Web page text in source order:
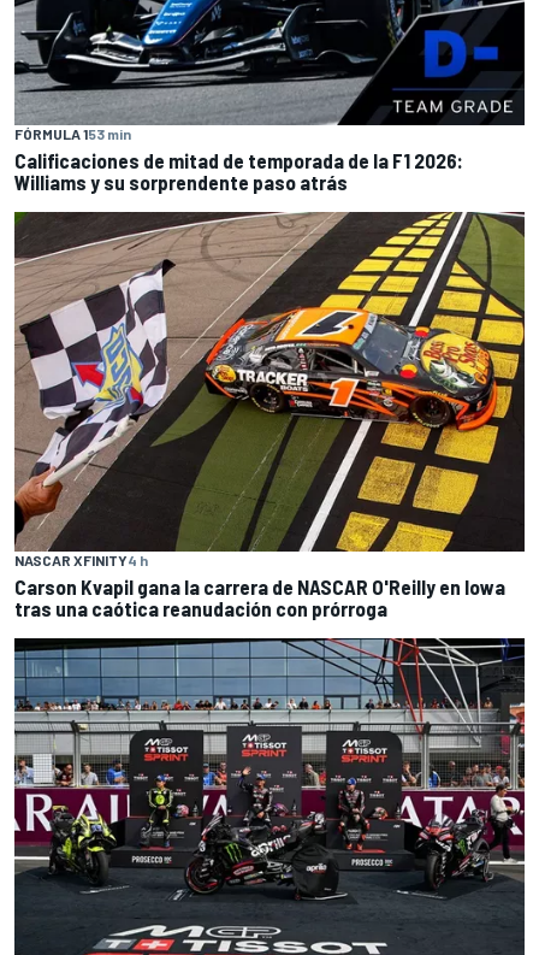
FÓRMULA 153 min
Calificaciones de mitad de temporada de la F1 2026:
Williams y su sorprendente paso atrás
NASCAR XFINITY4 h
Carson Kvapil gana la carrera de NASCAR O'Reilly en Iowa
tras una caótica reanudación con prórroga